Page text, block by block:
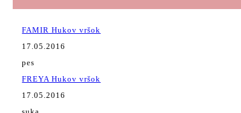
FAMIR Hukov vršok
17.05.2016
pes
FREYA Hukov vršok
17.05.2016